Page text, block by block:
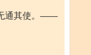
通其使。——